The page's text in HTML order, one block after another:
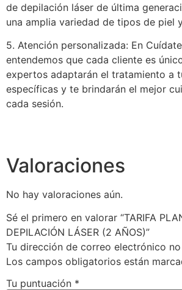
de depilación láser de última
una amplia variedad de tipos de piel
5. Atención personalizada: En
entendemos que cada cliente es
expertos adaptarán el tratamiento a
específicas y te brindarán el mejor
cada sesión.
Valoraciones
No hay valoraciones aún.
Sé el primero en valorar “TARIFA
DEPILACIÓN LÁSER (2 AÑOS)”
Tu dirección de correo electrónico
Los campos obligatorios están
Tu puntuación *